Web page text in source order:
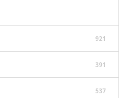
921
391
537